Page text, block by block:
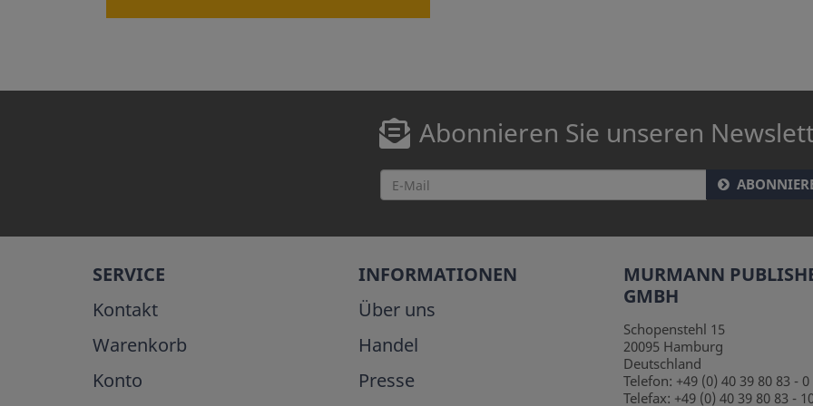
Abonnieren Sie unseren
SERVICE
Kontakt
Warenkorb
Konto
INFORMATIONEN
Über uns
Handel
Presse
MURMANN
GMBH
Schopenstehl 15
20095 Hamburg
Deutschland
Telefon: +49 (0) 40 39 80 83 - 0
Telefax: +49 (0) 40 39 80 83 -